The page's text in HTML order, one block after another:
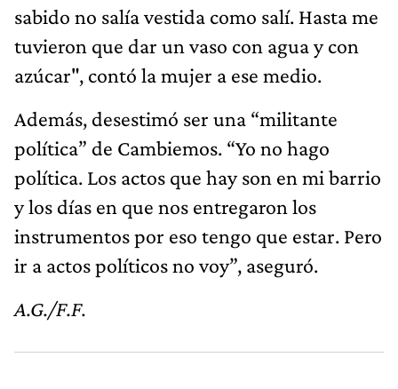
sabido no salía vestida como salí. Hasta me
tuvieron que dar un vaso con agua y con
azúcar", contó la mujer a ese medio.
Además, desestimó ser una “militante
política” de Cambiemos. “Yo no hago
política. Los actos que hay son en mi barrio
y los días en que nos entregaron los
instrumentos por eso tengo que estar. Pero
ir a actos políticos no voy”, aseguró.
A.G./F.F.